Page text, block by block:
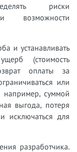
риски
возможности
и устанавливать
(стоимость
оплаты за
или
например, суммой
выгода, потеря
исключаться для
разработчика.